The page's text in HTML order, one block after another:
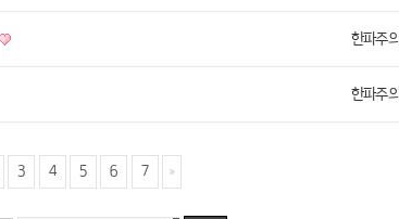
한파주의
한파주의
3 4 5 6 7